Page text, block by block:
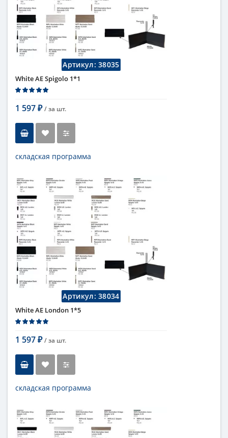
Коллекция
Fap Ceramiche
Артикул:38035
White AE Spigolo 1*1
1 597 ₽ / за шт.
складская программа
Длина
1 см
Высота
1 см
Цвет
белый, светлый
Страна
Италия
Поверхность
глянцевая
Коллекция
Fap Ceramiche
Артикул:38034
White AE London 1*5
1 597 ₽ / за шт.
складская программа
Длина
5 см
Высота
1 см